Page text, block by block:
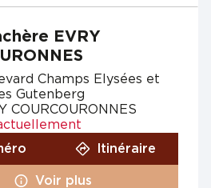
EVRY
Champs Elysées et
Gutenberg
COURCOURONNES
Itinéraire
Voir plus